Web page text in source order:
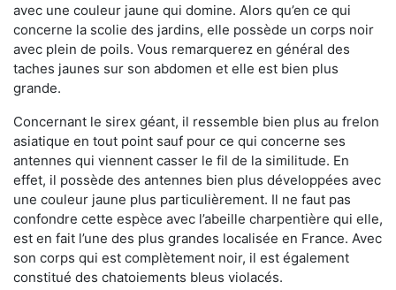
avec une couleur jaune qui domine. Alors qu’en ce qui
concerne la scolie des jardins, elle possède un corps noir
avec plein de poils. Vous remarquerez en général des
taches jaunes sur son abdomen et elle est bien plus
grande.
Concernant le sirex géant, il ressemble bien plus au frelon
asiatique en tout point sauf pour ce qui concerne ses
antennes qui viennent casser le fil de la similitude. En
effet, il possède des antennes bien plus développées avec
une couleur jaune plus particulièrement. Il ne faut pas
confondre cette espèce avec l’abeille charpentière qui elle,
est en fait l’une des plus grandes localisée en France. Avec
son corps qui est complètement noir, il est également
constitué des chatoiements bleus violacés.